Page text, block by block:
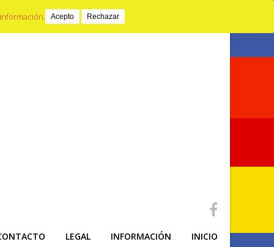
LEGAL INFORMACIÓN INICIO
Acepto Rechazar